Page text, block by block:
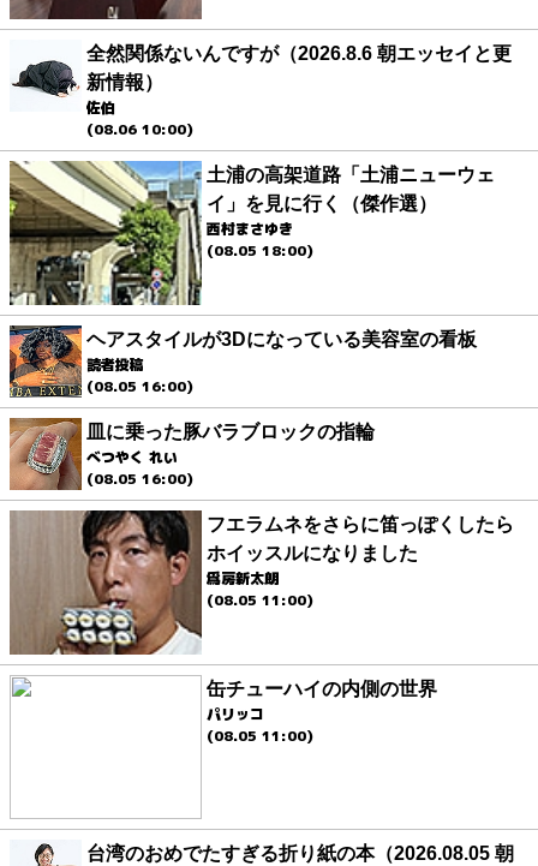
全然関係ないんですが（2026.8.6 朝エッセイと更
新情報）
佐伯
(08.06 10:00)
土浦の高架道路「土浦ニューウェ
イ」を見に行く（傑作選）
西村まさゆき
(08.05 18:00)
ヘアスタイルが3Dになっている美容室の看板
読者投稿
(08.05 16:00)
皿に乗った豚バラブロックの指輪
べつやく れい
(08.05 16:00)
フエラムネをさらに笛っぽくしたら
ホイッスルになりました
爲房新太朗
(08.05 11:00)
缶チューハイの内側の世界
パリッコ
(08.05 11:00)
台湾のおめでたすぎる折り紙の本（2026.08.05 朝